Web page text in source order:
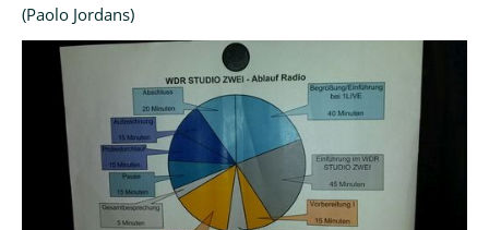
(Paolo Jordans)